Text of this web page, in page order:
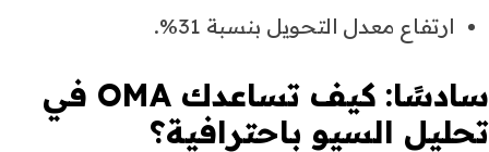
ارتفاع معدل التحويل بنسبة 31%.
سادسًا: كيف تساعدك OMA في
تحليل السيو باحترافية؟